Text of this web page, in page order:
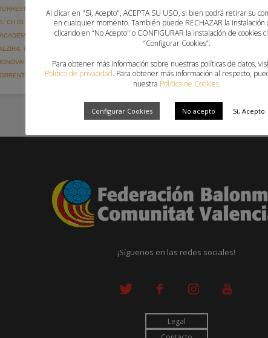
CBM MORVEDRE ,
CH OLIVA COMUNITATDELHANDBOL,EL PILAR
BALONMANO HORADADA,FUNDACIÓN
HANDBOL FLORIDA
,POLANENS SANTA POLA,
¡Síguenos en las redes sociales!
Legal
Al clicar en "Sí, Acepto", ACEPTA SU USO, si bien podrá retirar su
en cualquier momento. También puede RECHAZAR la instalación
clicando en “No Acepto" o CONFIGURAR la instalación de cookies
“Configurar Cookies”.
Para obtener más información sobre nuestras políticas de datos,
Política de privacidad. Para obtener más información al respecto,
nuestra Política de Cookies.
Configurar Cookies No acepto Sí, Acepto